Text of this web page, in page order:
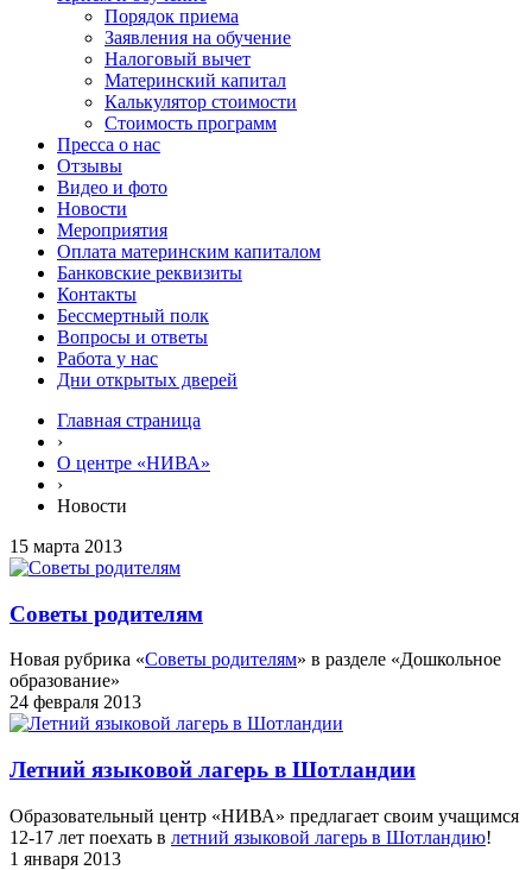
Порядок приема
Заявления на обучение
Налоговый вычет
Материнский капитал
Калькулятор стоимости
Стоимость программ
Пресса о нас
Отзывы
Видео и фото
Новости
Мероприятия
Оплата материнским капиталом
Банковские реквизиты
Контакты
Бессмертный полк
Вопросы и ответы
Работа у нас
Дни открытых дверей
Главная страница
›
О центре «НИВА»
›
Новости
15 марта 2013
Советы родителям
Новая рубрика «Советы родителям» в разделе «Дошкольное
образование»
24 февраля 2013
Летний языковой лагерь в Шотландии
Образовательный центр «НИВА» предлагает своим учащимся
12-17 лет поехать в летний языковой лагерь в Шотландию!
1 января 2013